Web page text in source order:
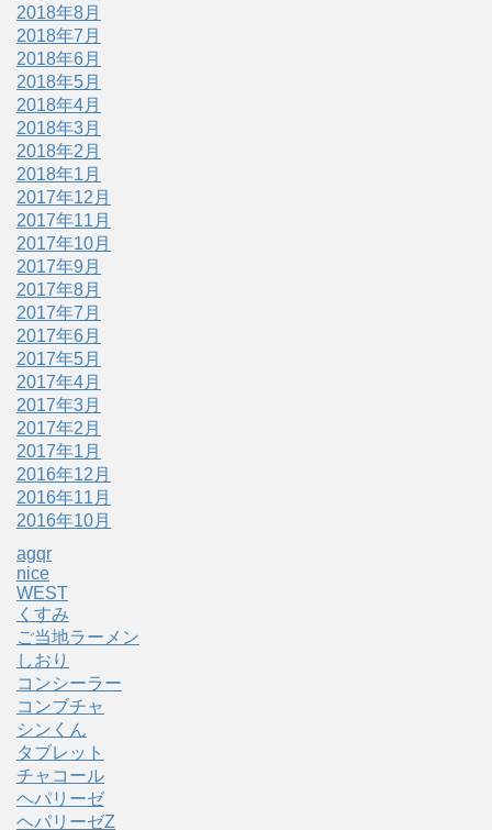
2018年8月
2018年7月
2018年6月
2018年5月
2018年4月
2018年3月
2018年2月
2018年1月
2017年12月
2017年11月
2017年10月
2017年9月
2017年8月
2017年7月
2017年6月
2017年5月
2017年4月
2017年3月
2017年2月
2017年1月
2016年12月
2016年11月
2016年10月
agqr
nice
WEST
くすみ
ご当地ラーメン
しおり
コンシーラー
コンブチャ
シンくん
タブレット
チャコール
ヘパリーゼ
ヘパリーゼZ